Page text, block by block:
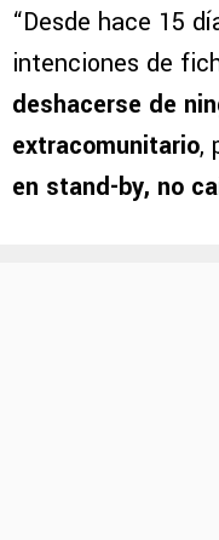
“Desde hace 15
intenciones de
deshacerse de
extracomunitario,
en stand-by, no